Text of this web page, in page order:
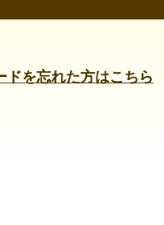
ドを忘れた方はこちら